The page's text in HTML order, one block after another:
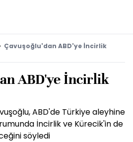
Çavuşoğlu'dan ABD'ye İncirlik
ABD'ye İncirlik
ABD'de Türkiye aleyhine
İncirlik ve Kürecik'in de
söyledi